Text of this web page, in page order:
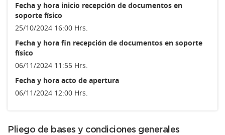
Fecha y hora inicio recepción de documentos en
soporte físico
25/10/2024 16:00 Hrs.
Fecha y hora fin recepción de documentos en soporte
físico
06/11/2024 11:55 Hrs.
Fecha y hora acto de apertura
06/11/2024 12:00 Hrs.
Pliego de bases y condiciones generales